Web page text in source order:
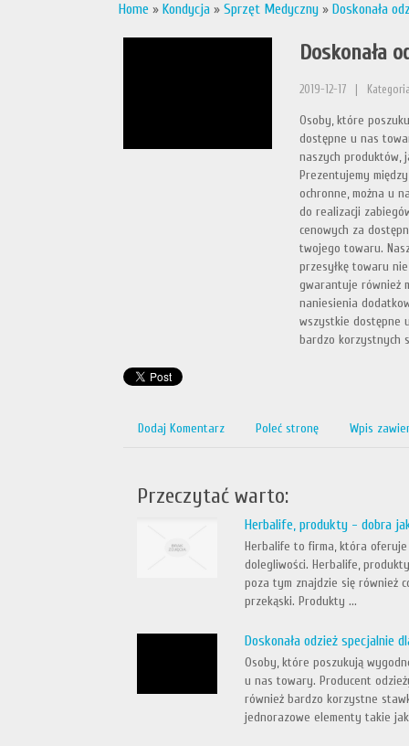
Home » Kondycja » Sprzęt Medyczny » Doskonała
Doskonała
2019-12-17
Osoby, które
dostępne u nas
naszych produktów,
Prezentujemy
ochronne, można u
do realizacji
cenowych za
twojego towaru.
przesyłkę towaru
gwarantuje również
naniesienia
wszystkie dostępne
bardzo korzystnych
Dodaj Komentarz Poleć stronę Wpis
Przeczytać warto:
Herbalife, produkty - dobra
Herbalife to firma, która
dolegliwości. Herbalife,
poza tym znajdzie się również
przekąski. Produkty ...
Doskonała odzież specjalnie
Osoby, które poszukują
u nas towary. Producent
również bardzo korzystne
jednorazowe elementy takie